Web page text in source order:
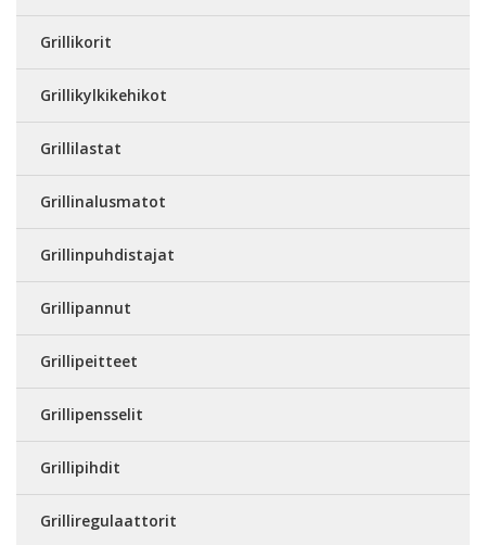
Grillikorit
Grillikylkikehikot
Grillilastat
Grillinalusmatot
Grillinpuhdistajat
Grillipannut
Grillipeitteet
Grillipensselit
Grillipihdit
Grilliregulaattorit